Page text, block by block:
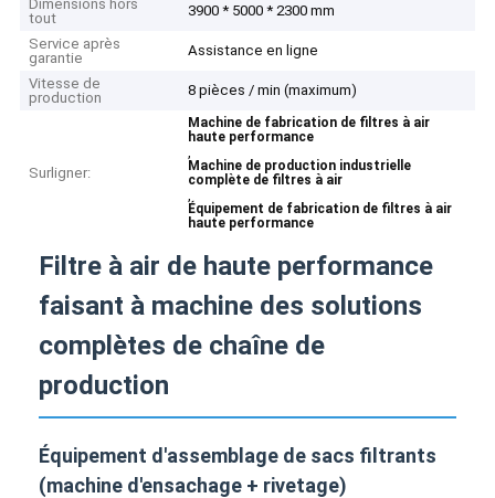
Dimensions hors
tout
3900 * 5000 * 2300 mm
Service après
garantie
Assistance en ligne
Vitesse de
production
8 pièces / min (maximum)
Surligner:
Machine de fabrication de filtres à air
haute performance
,
Machine de production industrielle
complète de filtres à air
,
Équipement de fabrication de filtres à air
haute performance
Filtre à air de haute performance
faisant à machine des solutions
complètes de chaîne de
production
Équipement d'assemblage de sacs filtrants
(machine d'ensachage + rivetage)